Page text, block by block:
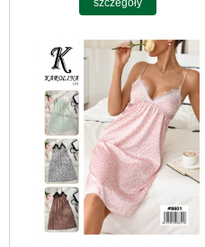
szczegóły